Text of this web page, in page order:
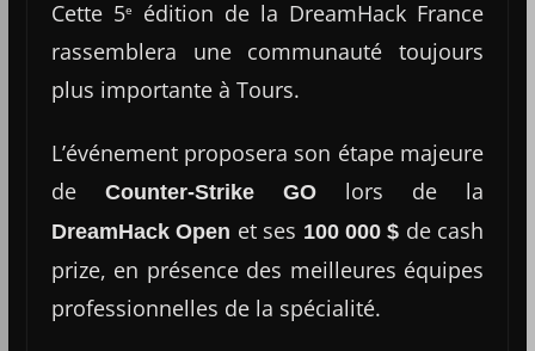
Cette 5e
édition de la DreamHack France
rassemblera une communauté toujours
plus importante à Tours.
L’événement proposera son étape majeure
de
Counter-Strike GOlors de la
DreamHack Open et ses 100 000 $ de cash
prize, en présence des meilleures équipes
professionnelles de la spécialité.